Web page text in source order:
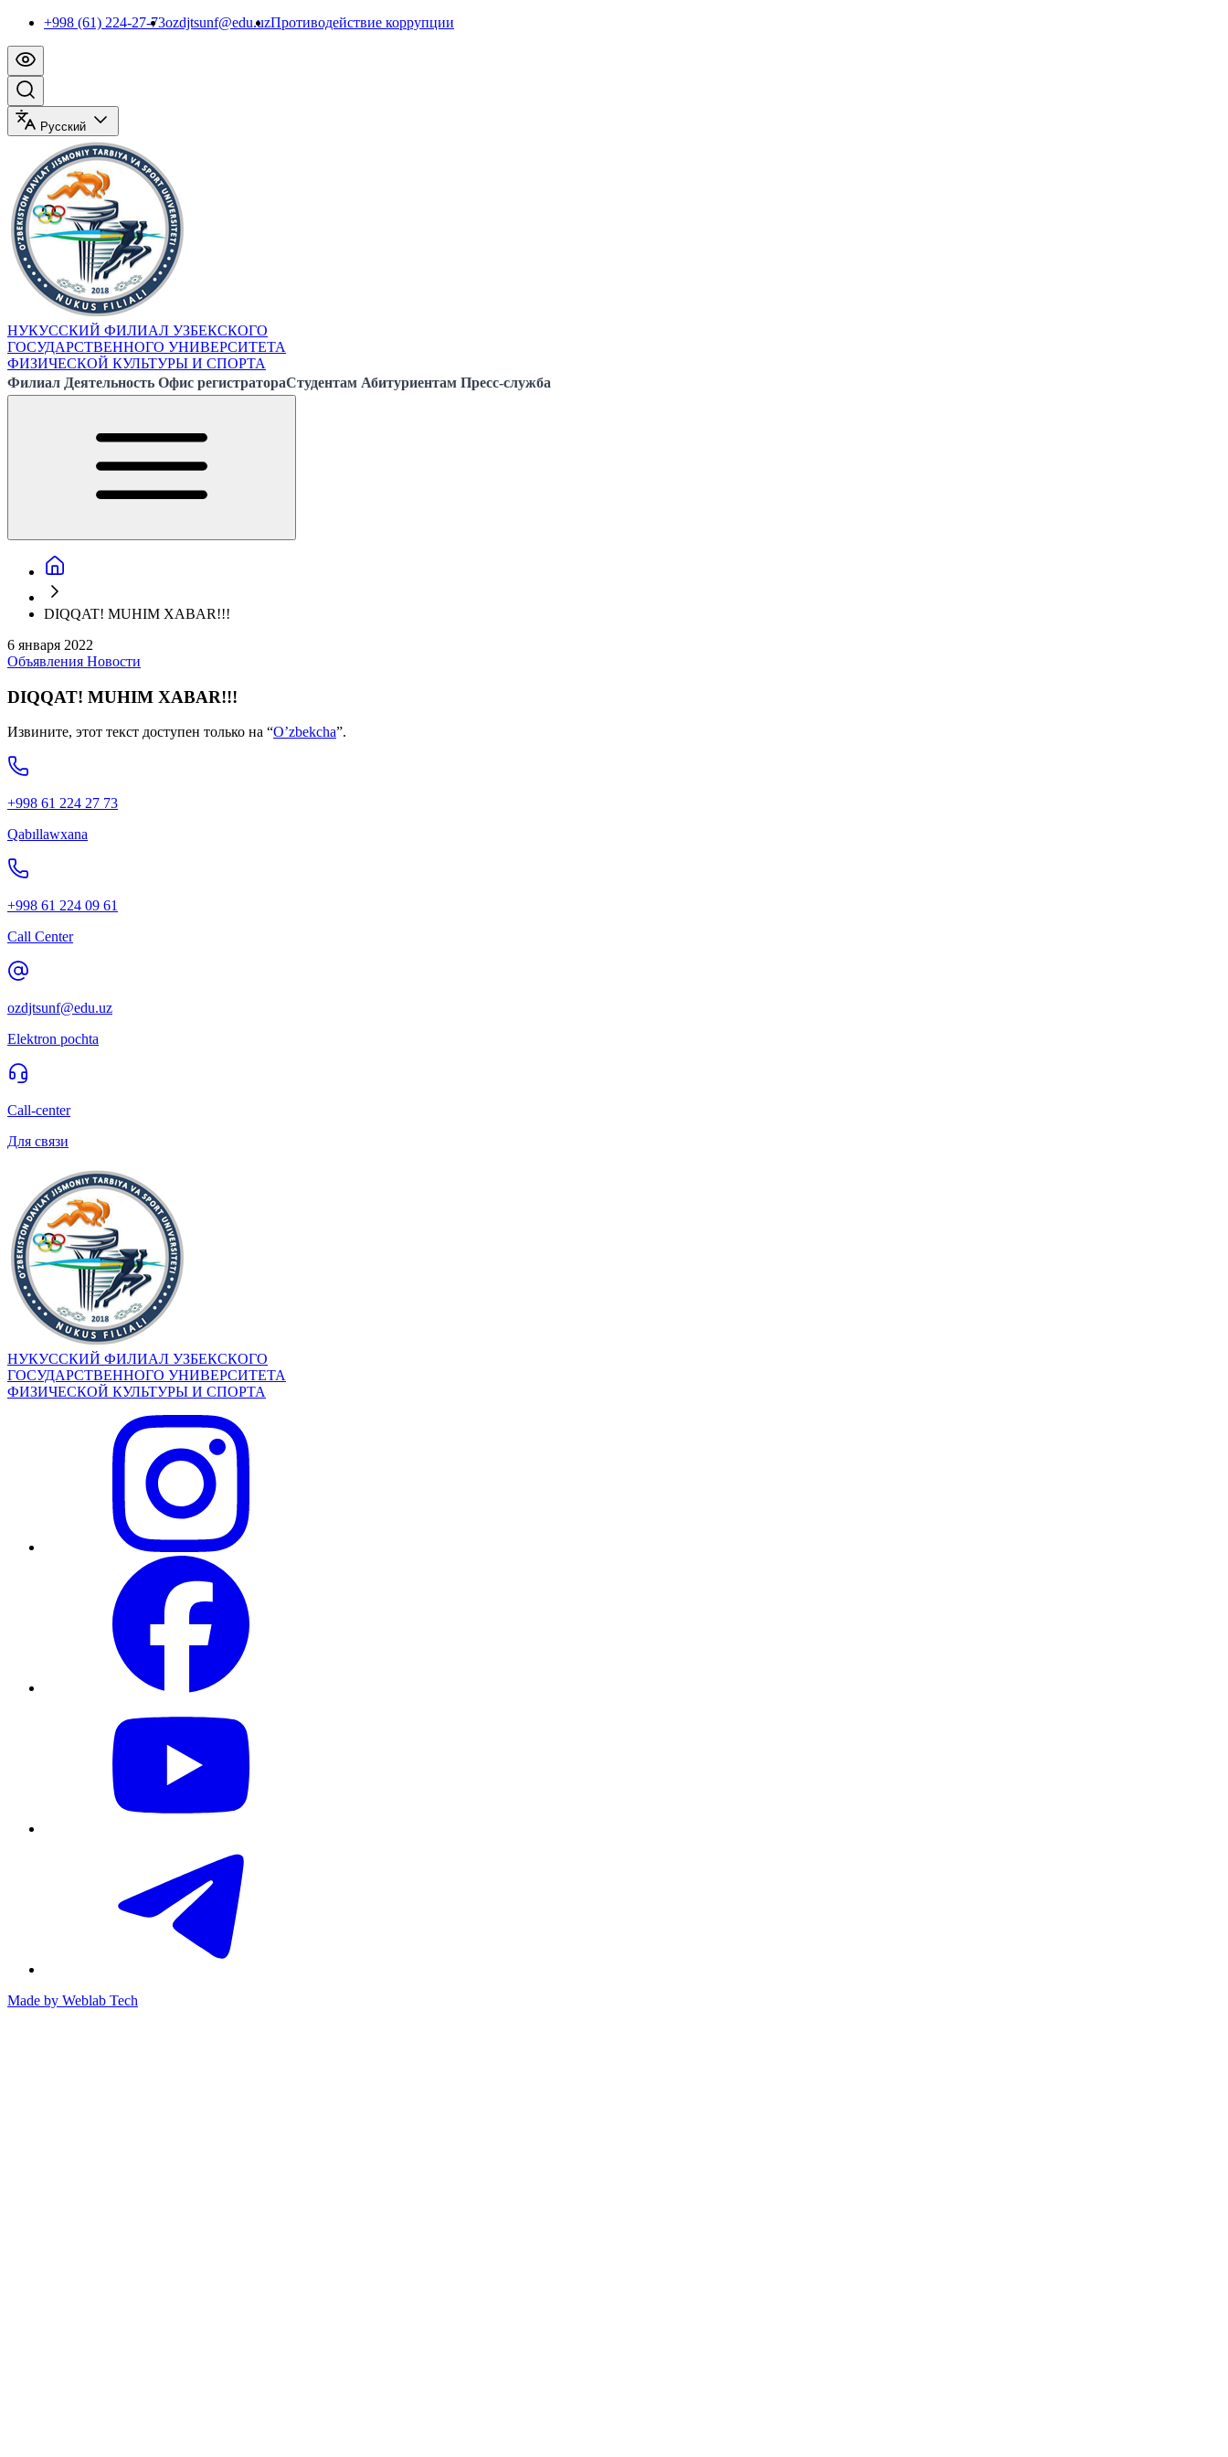
+998 (61) 224-27-73ozdjtsunf@edu.uzПротиводействие коррупции
Русский
НУКУССКИЙ ФИЛИАЛ УЗБЕКСКОГО
ГОСУДАРСТВЕННОГО УНИВЕРСИТЕТА
ФИЗИЧЕСКОЙ КУЛЬТУРЫ И СПОРТА
Филиал Деятельность Офис регистратораСтудентам Абитуриентам Пресс-служба
DIQQAT! MUHIM XABAR!!!
6 января 2022
Объявления Новости
DIQQAT! MUHIM XABAR!!!
Извините, этот текст доступен только на “O’zbekcha”.
+998 61 224 27 73
Qabıllawxana
+998 61 224 09 61
Call Center
ozdjtsunf@edu.uz
Elektron pochta
Call-center
Для связи
НУКУССКИЙ ФИЛИАЛ УЗБЕКСКОГО
ГОСУДАРСТВЕННОГО УНИВЕРСИТЕТА
ФИЗИЧЕСКОЙ КУЛЬТУРЫ И СПОРТА
Made by Weblab Tech